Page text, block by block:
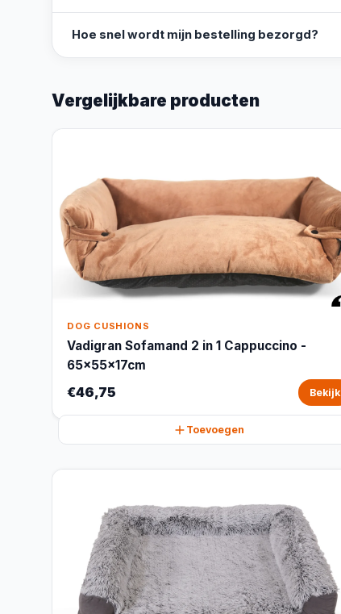
Hoe snel wordt mijn bestelling bezorgd?
Vergelijkbare producten
DOG CUSHIONS
Vadigran Sofamand 2 in 1 Cappuccino -
65x55x17cm
€46,75 Bekijk
Toevoegen